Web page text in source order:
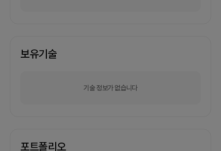
보유기술
기술 정보가 없습니다
포트폴리오